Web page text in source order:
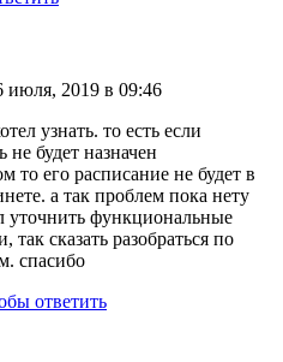
июля, 2019 в 09:46
узнать. то есть если
не будет назначен
то его расписание не будет в
а так проблем пока нету
уточнить функциональные
так сказать разобраться по
спасибо
ответить